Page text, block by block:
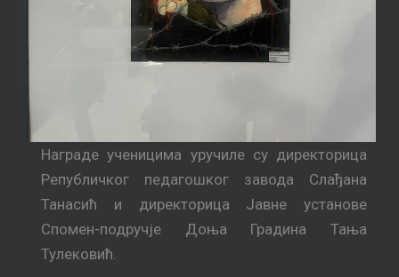
Награде ученицима уручиле су директорица
Републичког педагошког завода Слађана
Танасић и директорица Јавне установе
Спомен-подручје Доња Градина Тања
Тулековић.